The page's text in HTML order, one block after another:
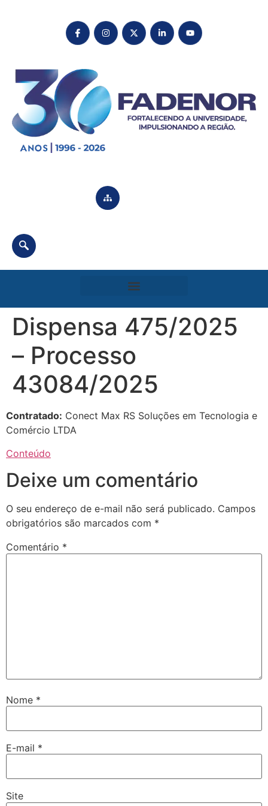
Dispensa 475/2025
– Processo
43084/2025
Contratado: Conect Max RS Soluções em Tecnologia e
Comércio LTDA
Conteúdo
Deixe um comentário
O seu endereço de e-mail não será publicado. Campos
obrigatórios são marcados com *
Comentário *
Nome *
E-mail *
Site